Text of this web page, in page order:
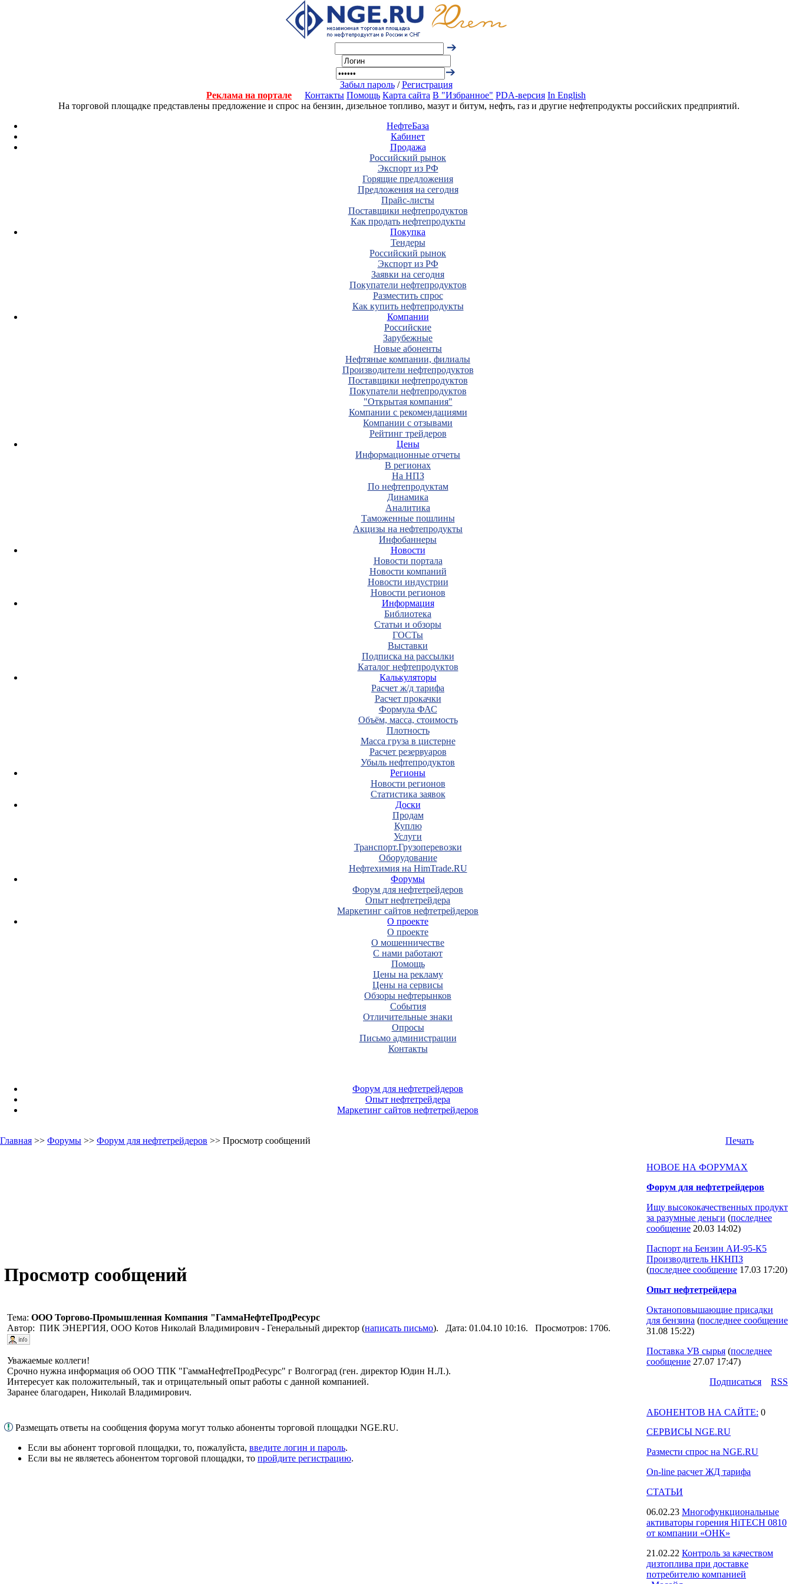
Забыл пароль/Регистрация
Реклама на портале
Контакты Помощь Карта сайта В "Избранное" PDA-версия In English
На торговой площадке представлены предложение и спрос на бензин, дизельное топливо, мазут и битум, нефть, газ и другие нефтепродукты российских предприятий.
НефтеБаза
Кабинет
Продажа
Российский рынок
Экспорт из РФ
Горящие предложения
Предложения на сегодня
Прайс-листы
Поставщики нефтепродуктов
Как продать нефтепродукты
Покупка
Тендеры
Российский рынок
Экспорт из РФ
Заявки на сегодня
Покупатели нефтепродуктов
Разместить спрос
Как купить нефтепродукты
Компании
Российские
Зарубежные
Новые абоненты
Нефтяные компании, филиалы
Производители нефтепродуктов
Поставщики нефтепродуктов
Покупатели нефтепродуктов
"Открытая компания"
Компании с рекомендациями
Компании с отзывами
Рейтинг трейдеров
Цены
Информационные отчеты
В регионах
На НПЗ
По нефтепродуктам
Динамика
Аналитика
Таможенные пошлины
Акцизы на нефтепродукты
Инфобаннеры
Новости
Новости портала
Новости компаний
Новости индустрии
Новости регионов
Информация
Библиотека
Статьи и обзоры
ГОСТы
Выставки
Подписка на рассылки
Каталог нефтепродуктов
Калькуляторы
Расчет ж/д тарифа
Расчет прокачки
Формула ФАС
Объём, масса, стоимость
Плотность
Масса груза в цистерне
Расчет резервуаров
Убыль нефтепродуктов
Регионы
Новости регионов
Статистика заявок
Доски
Продам
Куплю
Услуги
Транспорт.Грузоперевозки
Оборудование
Нефтехимия на HimTrade.RU
Форумы
Форум для нефтетрейдеров
Опыт нефтетрейдера
Маркетинг сайтов нефтетрейдеров
О проекте
О проекте
О мошенничестве
С нами работают
Помощь
Цены на рекламу
Цены на сервисы
Обзоры нефтерынков
События
Отличительные знаки
Опросы
Письмо администрации
Контакты
Форум для нефтетрейдеров
Опыт нефтетрейдера
Маркетинг сайтов нефтетрейдеров
Главная >> Форумы >> Форум для нефтетрейдеров >> Просмотр сообщений Печать
Просмотр сообщений
Тема: ООО Торгово-Промышленная Компания "ГаммаНефтеПродРесурс
Автор: ПИК ЭНЕРГИЯ, ООО Котов Николай Владимирович - Генеральный директор (написать письмо). Дата: 01.04.10 10:16. Просмотров: 1706.
Уважаемые коллеги!
Срочно нужна информация об ООО ТПК "ГаммаНефтеПродРесурс" г Волгоград (ген. директор Юдин Н.Л.).
Интересует как положительный, так и отрицательный опыт работы с данной компанией.
Заранее благодарен, Николай Владимирович.
Размещать ответы на сообщения форума могут только абоненты торговой площадки NGE.RU.
Если вы абонент торговой площадки, то, пожалуйста, введите логин и пароль.
Если вы не являетесь абонентом торговой площадки, то пройдите регистрацию.
НОВОЕ НА ФОРУМАХ
Форум для нефтетрейдеров
Ищу высококачественных продукт
за разумные деньги (последнее
сообщение 20.03 14:02)
Паспорт на Бензин АИ-95-К5
Производитель НКНПЗ
(последнее сообщение 17.03 17:20)
Опыт нефтетрейдера
Октаноповышающие присадки
для бензина (последнее сообщение
31.08 15:22)
Поставка УВ сырья (последнее
сообщение 27.07 17:47)
Подпиcаться
RSS
АБОНЕНТОВ НА САЙТЕ: 0
СЕРВИСЫ NGE.RU
Размести спрос на NGE.RU
On-line расчет ЖД тарифа
СТАТЬИ
06.02.23 Многофункциональные
активаторы горения HiTECH 0810
от компании «ОНК»
21.02.22 Контроль за качеством
дизтоплива при доставке
потребителю компанией